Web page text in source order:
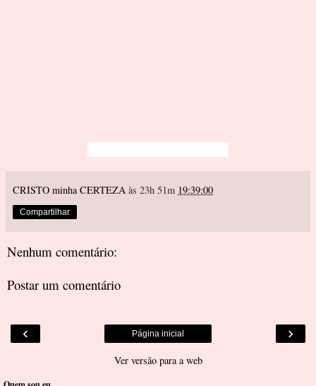
CRISTO minha CERTEZA às 23h 51m 19:39:00
Compartilhar
Nenhum comentário:
Postar um comentário
‹ ›
Página inicial
Ver versão para a web